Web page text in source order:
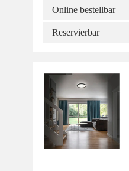
Online bestellbar
Reservierbar